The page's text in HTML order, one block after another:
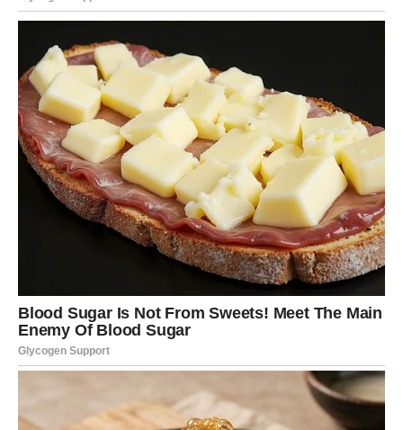
ili promijeniti, ova sedmica daje vam podršku da napravite
FINANSIJSKE BRIGE POLAKO
GUBE SNAGU
Ako ste u posljednje vrijeme bili zabrinuti zbog novca,
pred vama su dani koji donose više stabilnosti.
Možda neće sve biti riješeno odmah.
Ali vidjećete prve znakove poboljšanja.
To će vam pomoći da se osjećate sigurnije i da sa više
samopouzdanja planirate naredne poteze.
LJUBAV DONOSI POZITIVNU